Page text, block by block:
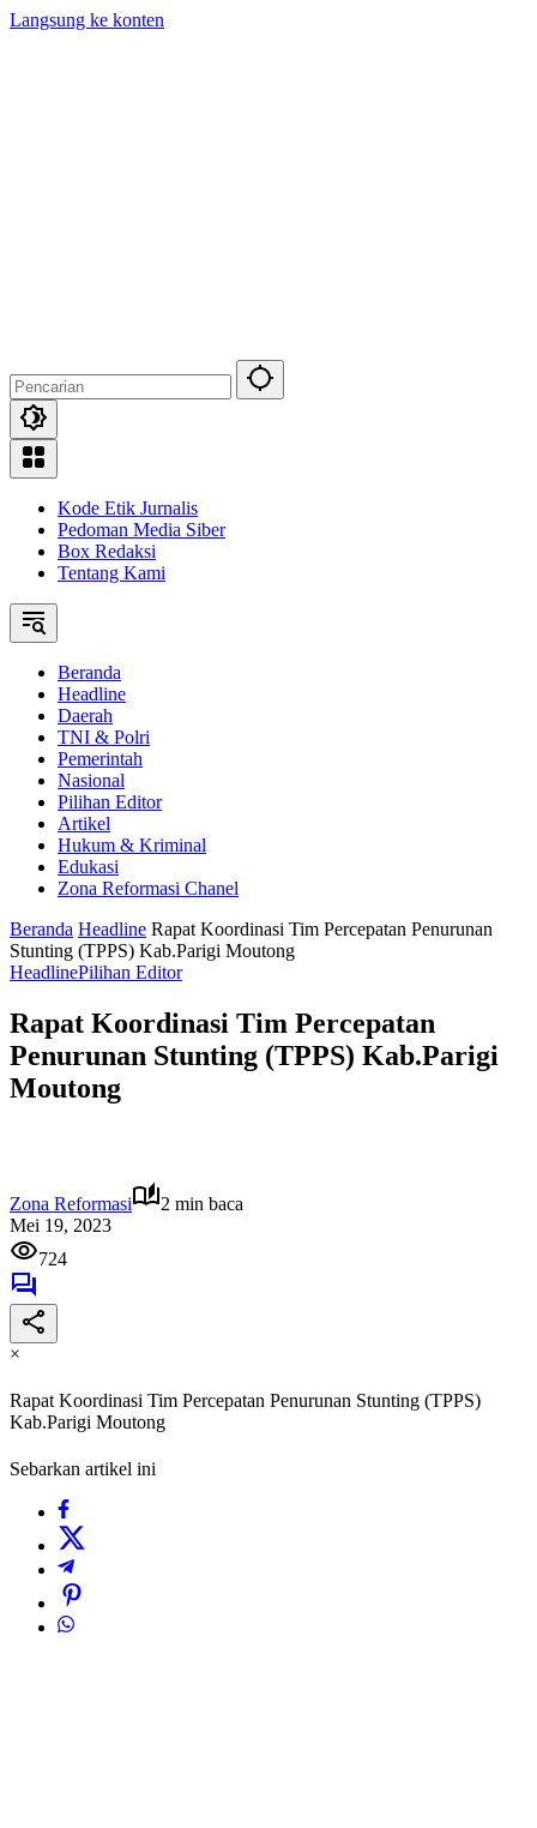
Langsung ke konten
Kode Etik Jurnalis
Pedoman Media Siber
Box Redaksi
Tentang Kami
Beranda
Headline
Daerah
TNI & Polri
Pemerintah
Nasional
Pilihan Editor
Artikel
Hukum & Kriminal
Edukasi
Zona Reformasi Chanel
Beranda Headline Rapat Koordinasi Tim Percepatan Penurunan
Stunting (TPPS) Kab.Parigi Moutong
HeadlinePilihan Editor
Rapat Koordinasi Tim Percepatan
Penurunan Stunting (TPPS) Kab.Parigi
Moutong
Zona Reformasi
2 min baca
Mei 19, 2023
724
×
Rapat Koordinasi Tim Percepatan Penurunan Stunting (TPPS)
Kab.Parigi Moutong
Sebarkan artikel ini